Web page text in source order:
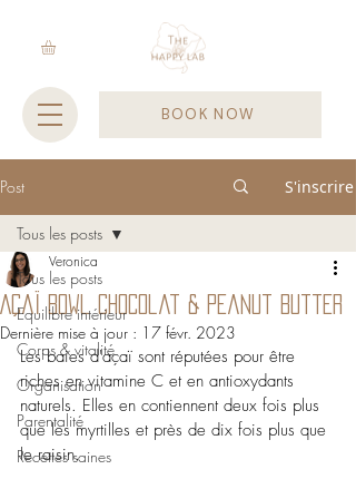
BOOK NOW
Post S'inscrire
Tous les posts
Equilibre intérieur
Corps & vitalité
Organisation
Parentalité
Recettes saines
Tous les posts
Açaï bowl Chocolat & Peanut Butter
Veronica
Dernière mise à jour : 17 févr. 2023
Les baies d'açaï sont réputées pour être
riches en vitamine C et en antioxydants
naturels. Elles en contiennent deux fois plus
que les myrtilles et près de dix fois plus que
le raisin.